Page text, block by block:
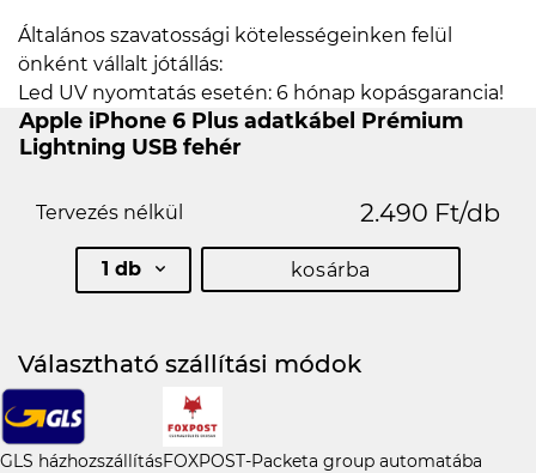
Általános szavatossági kötelességeinken felül
önként vállalt jótállás:
Led UV nyomtatás esetén: 6 hónap kopásgarancia!
Apple iPhone 6 Plus adatkábel Prémium
Lightning USB fehér
Tervezés nélkül 2.490 Ft/db
1 db kosárba
Választható szállítási módok
GLS házhozszállításFOXPOST-Packeta group automatába